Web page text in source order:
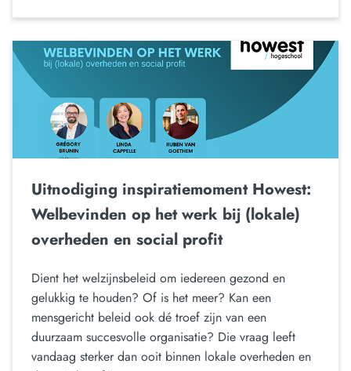
Uitnodiging inspiratiemoment Howest:
Welbevinden op het werk bij (lokale)
overheden en social profit
Dient het welzijnsbeleid om iedereen gezond en
gelukkig te houden? Of is het meer? Kan een
mensgericht beleid ook dé troef zijn van een
duurzaam succesvolle organisatie? Die vraag leeft
vandaag sterker dan ooit binnen lokale overheden en